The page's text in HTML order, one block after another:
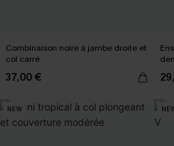
Combinaison noire à jambe droite et
col carré
37,00 €
NEW